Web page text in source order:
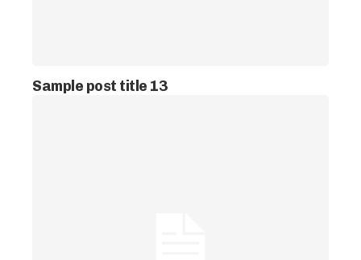
Sample post title 13